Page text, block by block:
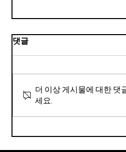
하루, 한식 : 여름 1탄 멜
댓글
더 이상 게시물에 대한 댓
세요.